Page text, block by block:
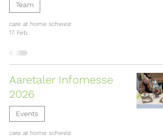
Team
care at home schweiz
17. Feb.
Aaretaler Infomesse
2026
Events
care at home schweiz